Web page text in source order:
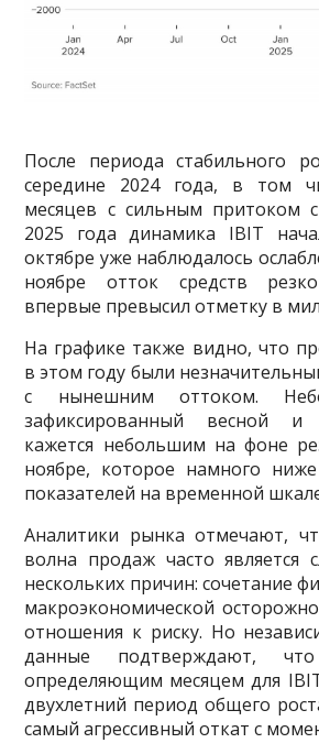
После периода стабильного
середине 2024 года, в том
месяцев с сильным притоком
2025 года динамика IBIT
октябре уже наблюдалось
ноябре отток средств
впервые превысил отметку в
На графике также видно, что
в этом году были
с нынешним оттоком.
зафиксированный весной
кажется небольшим на фоне
ноябре, которое намного
показателей на временной
Аналитики рынка отмечают,
волна продаж часто является
нескольких причин: сочетание
макроэкономической
отношения к риску. Но
данные подтверждают,
определяющим месяцем для
двухлетний период общего
самый агрессивный откат с